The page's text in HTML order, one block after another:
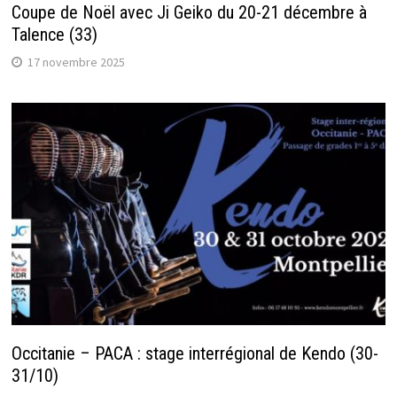
Coupe de Noël avec Ji Geiko du 20-21 décembre à
Talence (33)
17 novembre 2025
Occitanie – PACA : stage interrégional de Kendo (30-
31/10)